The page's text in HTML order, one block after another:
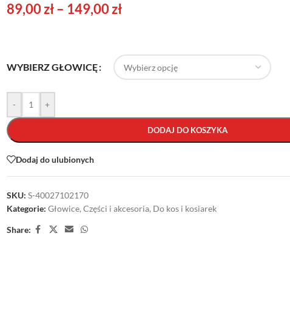
89,00zł– 149,00zł
WYBIERZ GŁOWICĘ
- +
DODAJ DO KOSZYKA
Dodaj do ulubionych
SKU: S-40027102170
Kategorie: Głowice, Części i akcesoria, Do kos i kosiarek
Share: